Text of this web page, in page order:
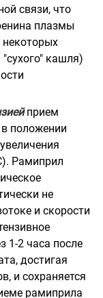
связи, что
плазмы
некоторых
кашля)
прием
положении
Рамиприл
не
и скорости
1-2 часа после
достигая
и сохраняется
рамиприла